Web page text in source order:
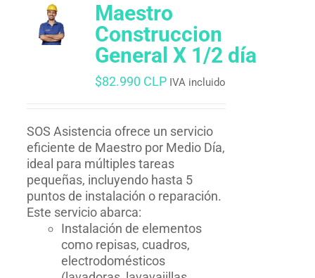
Maestro
Construccion
General X 1/2 día
$82.990 CLP IVA incluido
SOS Asistencia ofrece un servicio
eficiente de Maestro por Medio Día,
ideal para múltiples tareas
pequeñas, incluyendo hasta 5
puntos de instalación o reparación.
Este servicio abarca:
Instalación de elementos
como repisas, cuadros,
electrodomésticos